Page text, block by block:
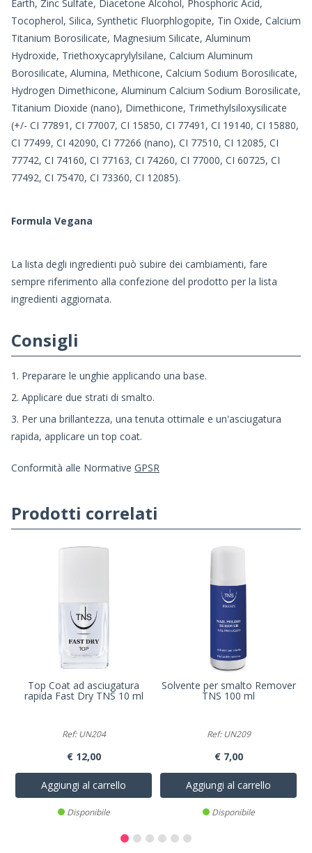
Earth, Zinc Sulfate, Diacetone Alcohol, Phosphoric Acid,
Tocopherol, Silica, Synthetic Fluorphlogopite, Tin Oxide, Calcium
Titanium Borosilicate, Magnesium Silicate, Aluminum
Hydroxide, Triethoxycaprylylsilane, Calcium Aluminum
Borosilicate, Alumina, Methicone, Calcium Sodium Borosilicate,
Hydrogen Dimethicone, Aluminum Calcium Sodium Borosilicate,
Titanium Dioxide (nano), Dimethicone, Trimethylsiloxysilicate
(+/- CI 77891, CI 77007, CI 15850, CI 77491, CI 19140, CI 15880,
CI 77499, CI 42090, CI 77266 (nano), CI 77510, CI 12085, CI
77742, CI 74160, CI 77163, CI 74260, CI 77000, CI 60725, CI
77492, CI 75470, CI 73360, CI 12085).
Formula Vegana
La lista degli ingredienti può subire dei cambiamenti, fare
sempre riferimento alla confezione del prodotto per la lista
ingredienti aggiornata.
Consigli
1. Preparare le unghie applicando una base.
2. Applicare due strati di smalto.
3. Per una brillantezza, una tenuta ottimale e un'asciugatura
rapida, applicare un top coat.
Conformità alle Normative GPSR
Prodotti correlati
Top Coat ad asciugatura
rapida Fast Dry TNS 10 ml
Ref: UN204
€ 12,00
Aggiungi al carrello
Disponibile
Solvente per smalto Remover
TNS 100 ml
Ref: UN209
€ 7,00
Aggiungi al carrello
Disponibile